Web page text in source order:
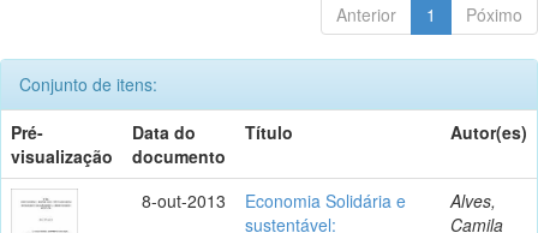
Anterior 1 Póximo
Conjunto de itens:
Pré-
visualização
Data do
documento
Título Autor(es)
8-out-2013
Economia Solidária e
sustentável:
Alves,
Camila